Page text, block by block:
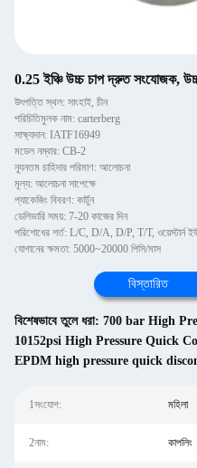
0.25 ইঞ্চি উচ্চ চাপ দ্রুত সংযোজক,
উৎপত্তি স্থল: সাংহাই, চীন
পরিচিতিমুলক নাম: carterberg
সাক্ষ্যদান: IATF16949
মডেল নম্বার: CB-2
ন্যূনতম চাহিদার পরিমাণ: আলোচনা
মূল্য: আলোচনা সাপেক্ষে
প্যাকেজিং বিবরণ: কার্টুন
ডেলিভারি সময়: 7-20 কাজের দিন
পরিশোধের শর্ত: L/C, D/A, D/P, T/T, ওয়েস্টার্ন
যোগানের ক্ষমতা: 5000~20000 পিসি/মাস
বিস্তারিত
বিশেষভাবে তুলে ধরা: 700 bar High
10152psi High Pressure Quick
EPDM high pressure quick
1সংযোগ: মহিলা
2নাম: কাপলিং